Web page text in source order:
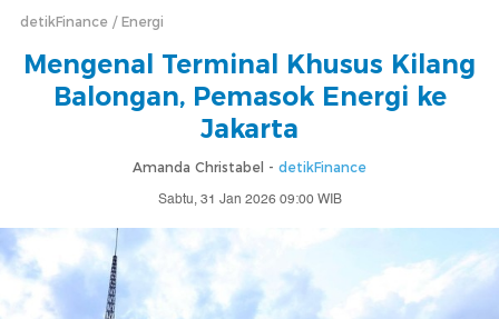
detikFinance Energi
Mengenal Terminal Khusus Kilang
Balongan, Pemasok Energi ke
Jakarta
Amanda Christabel - detikFinance
Sabtu, 31 Jan 2026 09:00 WIB